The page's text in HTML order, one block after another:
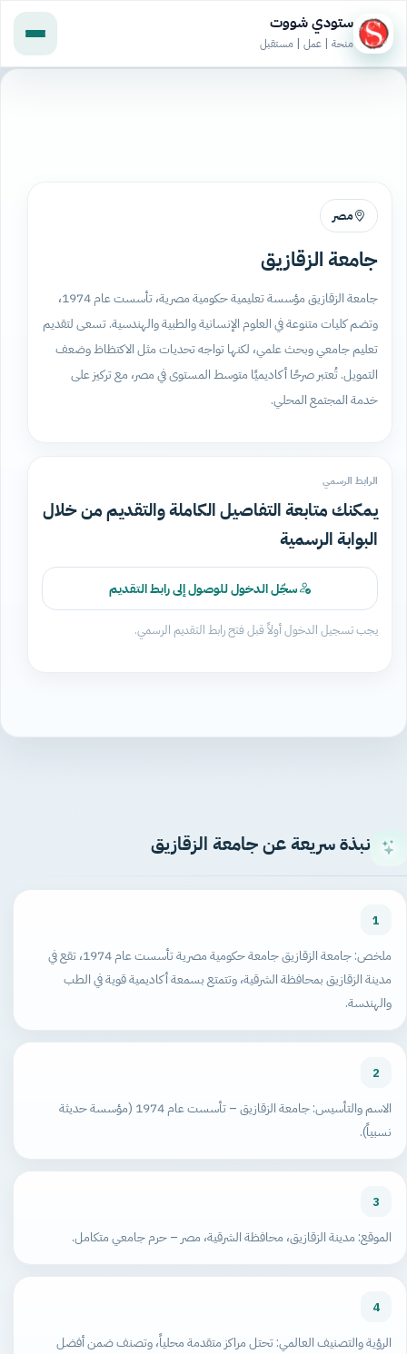
ستودي شووت
منحة | عمل | مستقبل
مصر
جامعة الزقازيق
جامعة الزقازيق مؤسسة تعليمية حكومية مصرية، تأسست عام 1974،
وتضم كليات متنوعة في العلوم الإنسانية والطبية والهندسية. تسعى لتقديم
تعليم جامعي وبحث علمي، لكنها تواجه تحديات مثل الاكتظاظ وضعف
التمويل. تُعتبر صرحًا أكاديميًا متوسط المستوى في مصر، مع تركيز على
خدمة المجتمع المحلي.
الرابط الرسمي
يمكنك متابعة التفاصيل الكاملة والتقديم من خلال
البوابة الرسمية
سجّل الدخول للوصول إلى رابط التقديم
يجب تسجيل الدخول أولاً قبل فتح رابط التقديم الرسمي.
نبذة سريعة عن جامعة الزقازيق
1
ملخص: جامعة الزقازيق جامعة حكومية مصرية تأسست عام 1974، تقع في
مدينة الزقازيق بمحافظة الشرقية، وتتمتع بسمعة أكاديمية قوية في الطب
والهندسة.
2
الاسم والتأسيس: جامعة الزقازيق – تأسست عام 1974 (مؤسسة حديثة
نسبياً).
3
الموقع: مدينة الزقازيق، محافظة الشرقية، مصر – حرم جامعي متكامل.
4
الرؤية والتصنيف العالمي: تحتل مراكز متقدمة محلياً، وتصنف ضمن أفضل